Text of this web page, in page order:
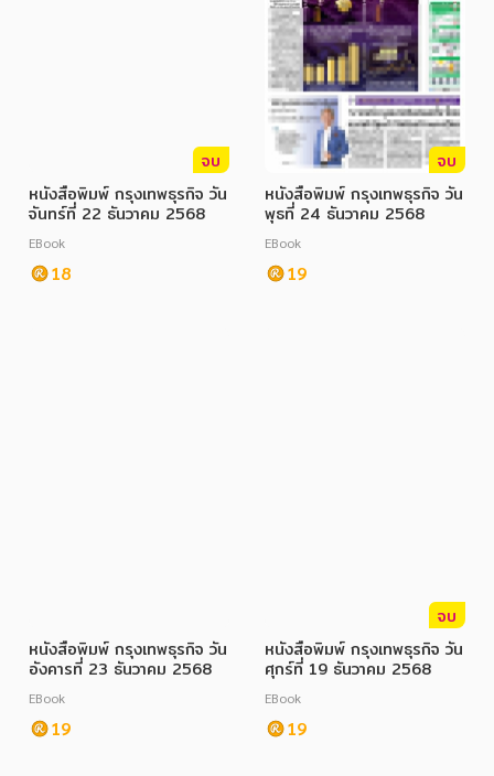
อาหาร สุขภาพ การแพทย์
ศิลปะ บันเทิง กีฬา ท่องเที่ยว
จบ
หนังสือพิมพ์ กรุงเทพธุรกิจ วัน
จันทร์ที่ 22 ธันวาคม 2568
EBook
18
จบ
หนังสือพิมพ์ กรุงเทพธุรกิจ วัน
พุธที่ 24 ธันวาคม 2568
EBook
19
หนังสือพิมพ์ กรุงเทพธุรกิจ วัน
อังคารที่ 23 ธันวาคม 2568
EBook
19
จบ
หนังสือพิมพ์ กรุงเทพธุรกิจ วัน
ศุกร์ที่ 19 ธันวาคม 2568
EBook
19